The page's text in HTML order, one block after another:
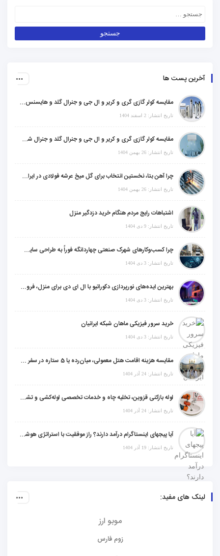
آخرین پست ها
مقایسه کولر گازی گری و کریر و ال جی و جنرال گلد و هایسنس و مدیا و اجنرال
تاریخ انتشار: 2 اسفند 1404
مقایسه کولر گازی گری و کریر و ال جی و جنرال گلد و جنرال شکار و سامسونگ و یونیوا
تاریخ انتشار: 26 بهمن 1404
چرا آهن بتا، نخستین انتخاب برای گل میخ عرشه فولادی در ایران است؟
تاریخ انتشار: 26 بهمن 1404
اشتباهات رایج مردم هنگام خرید دزدگیر منزل
تاریخ انتشار: 9 دی 1404
چرا کسب‌وکارهای شهرک صنعتی چهاردانگه فوراً به طراحی سایت نیاز دارند؟
تاریخ انتشار: 3 دی 1404
بهترین ایده‌های نورپردازی دکوراتیو با ال ای دی برای منزل، فروشگاه و دفتر کار
تاریخ انتشار: 3 دی 1404
خرید سرور فیزیکی ماهان شبکه ایرانیان
تاریخ انتشار: 3 دی 1404
مقایسه هزینه اقامت هتل معمولی، میان‌رده یا 5 ستاره در سفر زیارتی عراق
تاریخ انتشار: 24 آذر 1404
لوله بازکنی قزوین، تخلیه چاه و خدمات تخصصی لوله‌کشی و تشخیص ترکیدگی
تاریخ انتشار: 24 آذر 1404
آیا پیجهای اینستاگرام درآمد دارند؟ راز موفقیت با استراتژی هوشمندانه
تاریخ انتشار: 19 آذر 1404
لینک های مفید:
موبو ارز
زوم فارس